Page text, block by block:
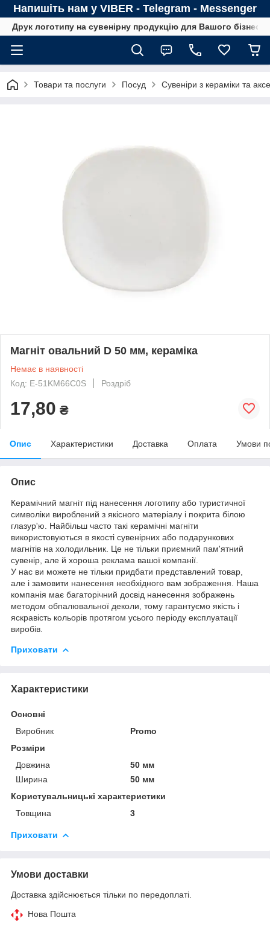
Напишіть нам у VIBER - Telegram - Messenger
Друк логотипу на сувенірну продукцію для Вашого бізнесу
Товари та послуги Посуд Сувеніри з кераміки та
Магніт овальний D 50 мм, кераміка
Немає в наявності
Код: Е-51KM66C0S
Роздріб
17,80 ₴
Опис Характеристики Доставка Оплата Умови
Опис
Керамічний магніт під нанесення логотипу або туристичної
символіки вироблений з якісного матеріалу і покрита білою
глазур'ю. Найбільш часто такі керамічні магніти
використовуються в якості сувенірних або подарункових
магнітів на холодильник. Це не тільки приємний пам'ятний
сувенір, але й хороша реклама вашої компанії.
У нас ви можете не тільки придбати представлений товар,
але і замовити нанесення необхідного вам зображення. Наша
компанія має багаторічний досвід нанесення зображень
методом обпалювальної деколи, тому гарантуємо якість і
яскравість кольорів протягом усього періоду експлуатації
виробів.
Приховати
Характеристики
Основні
Виробник
Promo
Розміри
Довжина
50 мм
Ширина
50 мм
Користувальницькі характеристики
Товщина
3
Приховати
Умови доставки
Доставка здійснюється тільки по передоплаті.
Нова Пошта